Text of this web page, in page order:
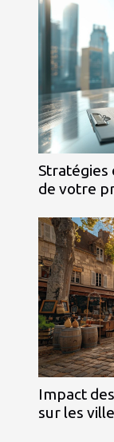
Stratégies
de votre
Impact
sur les